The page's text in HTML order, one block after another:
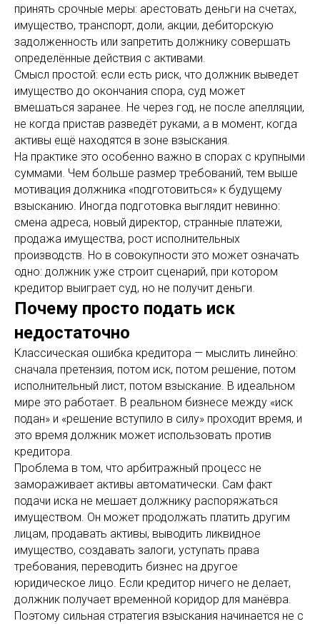
принять срочные меры: арестовать деньги на счетах,
имущество, транспорт, доли, акции, дебиторскую
задолженность или запретить должнику совершать
определённые действия с активами.
Смысл простой: если есть риск, что должник выведет
имущество до окончания спора, суд может
вмешаться заранее. Не через год, не после апелляции,
не когда пристав разведёт руками, а в момент, когда
активы ещё находятся в зоне взыскания.
На практике это особенно важно в спорах с крупными
суммами. Чем больше размер требований, тем выше
мотивация должника «подготовиться» к будущему
взысканию. Иногда подготовка выглядит невинно:
смена адреса, новый директор, странные платежи,
продажа имущества, рост исполнительных
производств. Но в совокупности это может означать
одно: должник уже строит сценарий, при котором
кредитор выиграет суд, но не получит деньги.
Почему просто подать иск
недостаточно
Классическая ошибка кредитора — мыслить линейно:
сначала претензия, потом иск, потом решение, потом
исполнительный лист, потом взыскание. В идеальном
мире это работает. В реальном бизнесе между «иск
подан» и «решение вступило в силу» проходит время, и
это время должник может использовать против
кредитора.
Проблема в том, что арбитражный процесс не
замораживает активы автоматически. Сам факт
подачи иска не мешает должнику распоряжаться
имуществом. Он может продолжать платить другим
лицам, продавать активы, выводить ликвидное
имущество, создавать залоги, уступать права
требования, переводить бизнес на другое
юридическое лицо. Если кредитор ничего не делает,
должник получает временной коридор для манёвра.
Поэтому сильная стратегия взыскания начинается не с